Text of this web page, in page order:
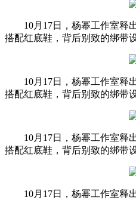
10月17日，杨幂工作室释
搭配红底鞋，背后别致的绑带
10月17日，杨幂工作室释
搭配红底鞋，背后别致的绑带
10月17日，杨幂工作室释
搭配红底鞋，背后别致的绑带
10月17日，杨幂工作室释